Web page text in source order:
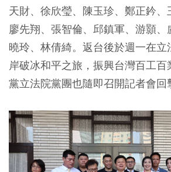
天財、徐欣瑩、陳玉珍、鄭正鈐、
廖先翔、張智倫、邱鎮軍、游顥
曉玲、林倩綺。返台後於週一在立
岸破冰和平之旅，振興台灣百工百
黨立法院黨團也隨即召開記者會回